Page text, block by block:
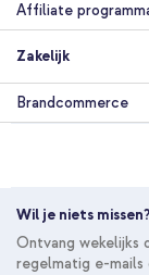
Affiliate
Zakelijk
Brandcommerce
Wil je niets missen?
Ontvang wekelijks
regelmatig e-mails